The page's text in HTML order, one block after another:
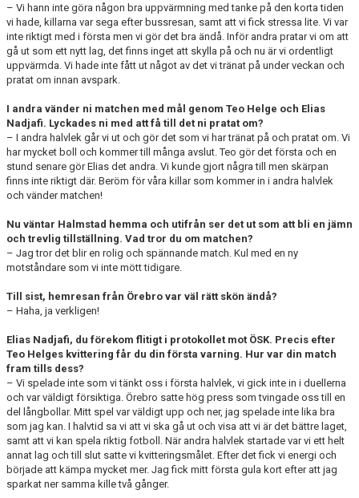
– Vi hann inte göra någon bra uppvärmning med tanke på den korta tiden
vi hade, killarna var sega efter bussresan, samt att vi fick stressa lite. Vi var
inte riktigt med i första men vi gör det bra ändå. Inför andra pratar vi om att
gå ut som ett nytt lag, det finns inget att skylla på och nu är vi ordentligt
uppvärmda. Vi hade inte fått ut något av det vi tränat på under veckan och
pratat om innan avspark.
I andra vänder ni matchen med mål genom Teo Helge och Elias
Nadjafi. Lyckades ni med att få till det ni pratat om?
– I andra halvlek går vi ut och gör det som vi har tränat på och pratat om. Vi
har mycket boll och kommer till många avslut. Teo gör det första och en
stund senare gör Elias det andra. Vi kunde gjort några till men skärpan
finns inte riktigt där. Beröm för våra killar som kommer in i andra halvlek
och vänder matchen!
Nu väntar Halmstad hemma och utifrån ser det ut som att bli en jämn
och trevlig tillställning. Vad tror du om matchen?
– Jag tror det blir en rolig och spännande match. Kul med en ny
motståndare som vi inte mött tidigare.
Till sist, hemresan från Örebro var väl rätt skön ändå?
– Haha, ja verkligen!
Elias Nadjafi, du förekom flitigt i protokollet mot ÖSK. Precis efter
Teo Helges kvittering får du din första varning. Hur var din match
fram tills dess?
– Vi spelade inte som vi tänkt oss i första halvlek, vi gick inte in i duellerna
och var väldigt försiktiga. Örebro satte hög press som tvingade oss till en
del långbollar. Mitt spel var väldigt upp och ner, jag spelade inte lika bra
som jag kan. I halvtid sa vi att vi ska gå ut och visa att vi är det bättre laget,
samt att vi kan spela riktig fotboll. När andra halvlek startade var vi ett helt
annat lag och till slut satte vi kvitteringsmålet. Efter det fick vi energi och
började att kämpa mycket mer. Jag fick mitt första gula kort efter att jag
sparkat ner samma kille två gånger.